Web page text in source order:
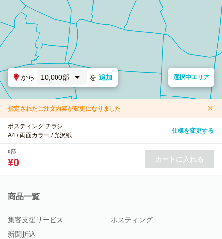
から 10,000部 を 追加 選択中エリア
指定されたご注文内容が変更になりました
ポスティング チラシ
A4 / 両面カラー / 光沢紙
仕様を変更する
0部
¥0 カートに入れる
商品一覧
集客支援サービス
ポスティング
新聞折込